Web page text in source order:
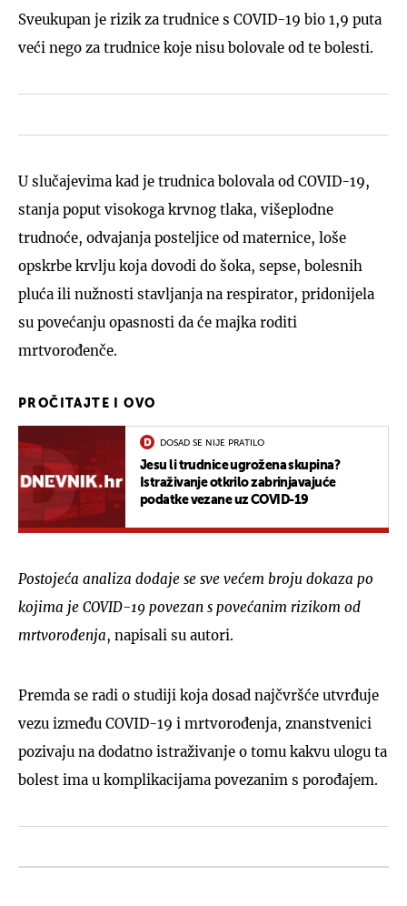
Sveukupan je rizik za trudnice s COVID-19 bio 1,9 puta
veći nego za trudnice koje nisu bolovale od te bolesti.
U slučajevima kad je trudnica bolovala od COVID-19,
stanja poput visokoga krvnog tlaka, višeplodne
trudnoće, odvajanja posteljice od maternice, loše
opskrbe krvlju koja dovodi do šoka, sepse, bolesnih
pluća ili nužnosti stavljanja na respirator, pridonijela
su povećanju opasnosti da će majka roditi
mrtvorođenče.
PROČITAJTE I OVO
DOSAD SE NIJE PRATILO
Jesu li trudnice ugrožena skupina?
Istraživanje otkrilo zabrinjavajuće
podatke vezane uz COVID-19
Postojeća analiza dodaje se sve većem broju dokaza po
kojima je COVID-19 povezan s povećanim rizikom od
mrtvorođenja, napisali su autori.
Premda se radi o studiji koja dosad najčvršće utvrđuje
vezu između COVID-19 i mrtvorođenja, znanstvenici
pozivaju na dodatno istraživanje o tomu kakvu ulogu ta
bolest ima u komplikacijama povezanim s porođajem.